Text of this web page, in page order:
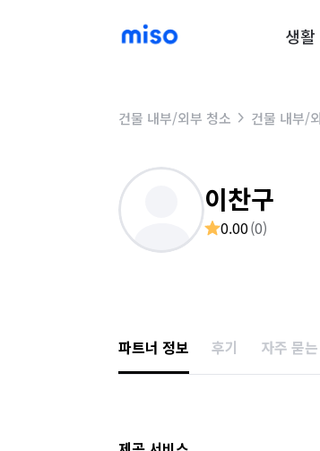
생
건물 내부/외부 청소 건물 내부/
이찬구
0.00(0)
파트너 정보 후기 자주 묻